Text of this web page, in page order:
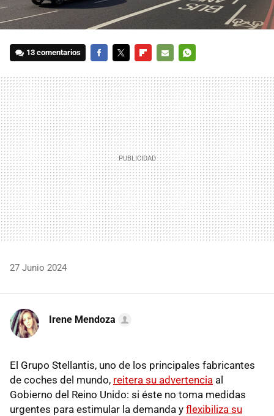
13 comentarios
MAIL
27 Junio 2024
Irene Mendoza
El Grupo Stellantis, uno de los principales fabricantes
de coches del mundo, reitera su advertencia al
Gobierno del Reino Unido: si éste no toma medidas
urgentes para estimular la demanda y flexibiliza su